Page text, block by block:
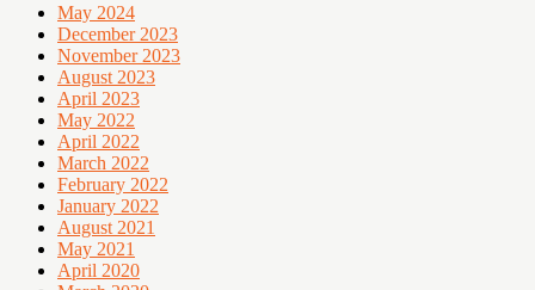
May 2024
December 2023
November 2023
August 2023
April 2023
May 2022
April 2022
March 2022
February 2022
January 2022
August 2021
May 2021
April 2020